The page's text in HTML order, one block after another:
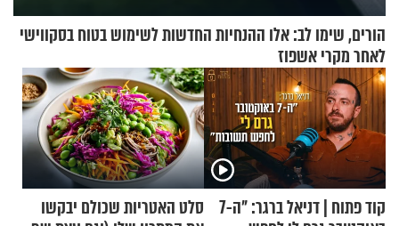
הורים, שימו לב: אלו ההנחיות החדשות לשימוש בטוח בסקווישי
לאחר מקרי אשפוז
קוד פתוח | דניאל ברגר: "ה-7
סלט האטריות שכולם יבקשו